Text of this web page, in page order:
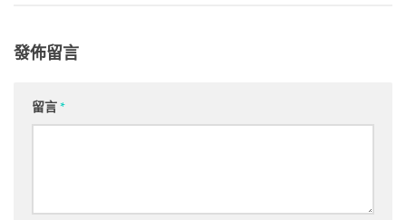
發佈留言
留言*